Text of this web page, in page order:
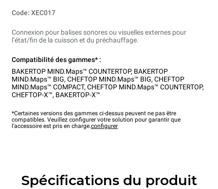
Code: XEC017
Connexion pour balises sonores ou visuelles externes pour
l’état/fin de la cuisson et du préchauffage.
Compatibilité des gammes* :
BAKERTOP MIND.Maps™ COUNTERTOP, BAKERTOP
MIND.Maps™ BIG, CHEFTOP MIND.Maps™ BIG, CHEFTOP
MIND.Maps™ COMPACT, CHEFTOP MIND.Maps™ COUNTERTOP,
CHEFTOP-X™, BAKERTOP-X™
*Certaines versions des gammes ci-dessus peuvent ne pas être
compatibles. Veuillez configurer votre solution pour garantir que
l'accessoire est pris en charge.configurer
Spécifications du produit